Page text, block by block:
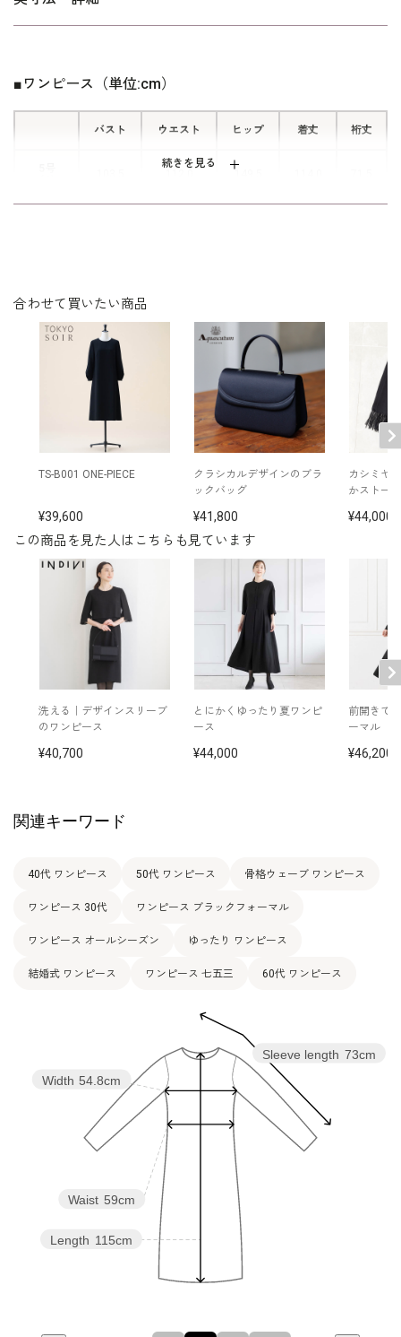
お洗濯方法
をご覧下さい。
※WEB限定品（実店舗でのお取り扱いはございません）
アクセントになるサテン素材のベルト
■サイドボックスタック
さりげなく、上品に入ったサイドボッ
もすっきり見せてくれるデザインポイ
ターンで、 襟元のさりげないデザイ
ンがスタイリッシュさを感じさせま
続きを見る
■ワンピース（単位:cm）
バスト ウエスト ヒップ 着丈 裄丈
17号
(LL)
127.5 136.0 173.5 118.5
表地：ポリエステル100％（ゼログ ポンチ）
裏地：ポリエステル100％
その他
フロントファスナー仕様
ジャケット /
7810600-32
イヤリング /
5652897-10
ネックレス /
ベージュバッグ /
シルバーバッグ/
※モデル：身長166cm 9号着用
この商品を見た人はこちらも見ています
洗える｜デザインスリーブ
のワンピース
40,700
とにかくゆったり夏ワンピ
ース
44,000
前開きで
ーマル
46,200
合わせて買いたい商品
TS-B001 ONE-PIECE
39,600
クラシカルデザインのブラ
ックバッグ
41,800
カシミヤ×
かストール
44,000
関連キーワード
40代 ワンピース 50代 ワンピース 骨格ウェーブ ワンピース
ワンピース 30代 ワンピース ブラックフォーマル
ワンピース オールシーズン ゆったり ワンピース
結婚式 ワンピース ワンピース 七五三 60代 ワンピース
Sleeve length 73cm
Length 115cm
Waist 59cm
Width 54.8cm